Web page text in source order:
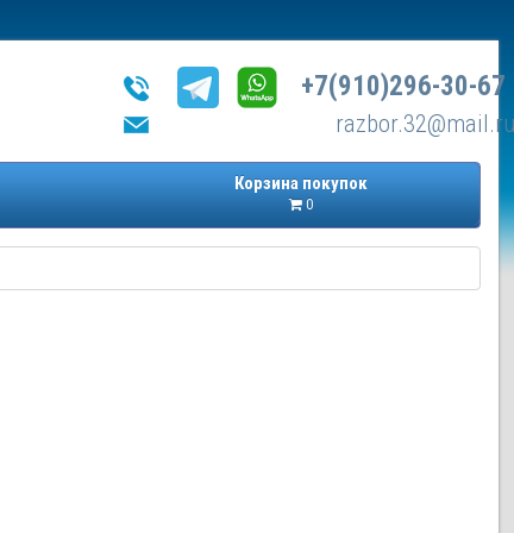
+7(910)296-30-67
Корзина покупок
0